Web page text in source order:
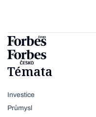
Témata
Investice
Průmysl